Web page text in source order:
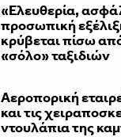
«Ελευθερία,
προσωπική
κρύβεται πίσω
«σόλο» ταξιδιών
Αεροπορική
και τις
ντουλάπια της